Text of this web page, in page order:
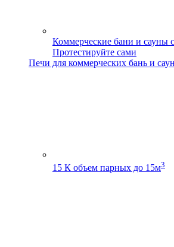
Коммерческие бани и сауны
Протестируйте сами
Печи для коммерческих бань и саун
15 К объем парных до 15м3